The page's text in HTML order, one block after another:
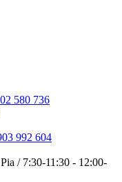
580 736
992 604
/ 7:30-11:30 - 12:00-